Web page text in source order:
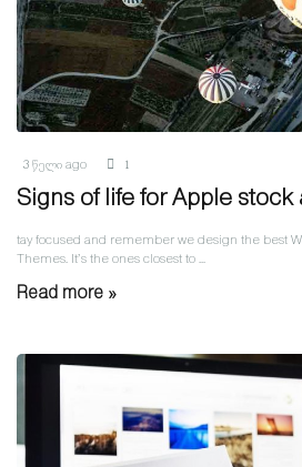
3 წელი ago 1
Signs of life for Apple stock
tay focused and remember we design the best
Themes. It’s the ones closest to ...
Read more »